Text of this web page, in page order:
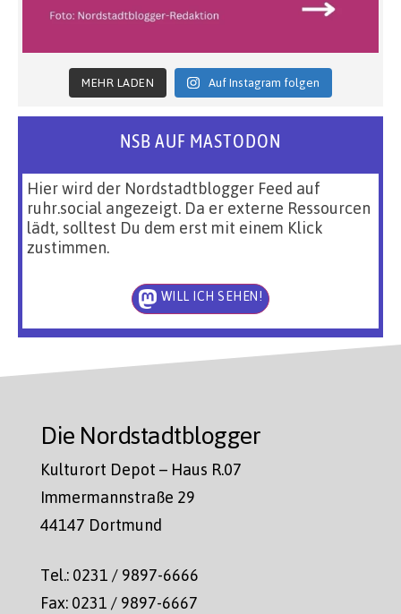
MEHR LADEN Auf Instagram folgen
NSB AUF MASTODON
Hier wird der Nordstadtblogger Feed auf
ruhr.social angezeigt. Da er externe Ressourcen
lädt, solltest Du dem erst mit einem Klick
zustimmen.
WILL ICH SEHEN!
Die Nordstadtblogger
Kulturort Depot – Haus R.07
Immermannstraße 29
44147 Dortmund
Tel.: 0231 / 9897-6666
Fax: 0231 / 9897-6667